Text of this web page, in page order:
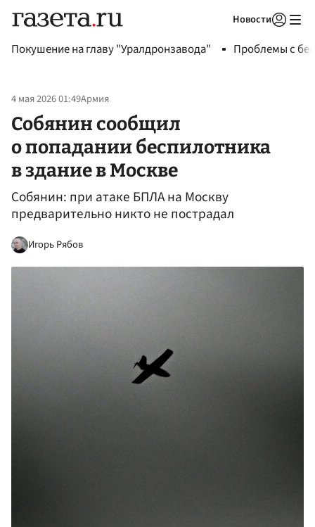
Новости
Покушение на главу "Уралдронзавода" Проблемы с
4 мая 2026 01:49Армия
Собянин сообщил
о попадании беспилотника
в здание в Москве
Собянин: при атаке БПЛА на Москву
предварительно никто не пострадал
Игорь Рябов